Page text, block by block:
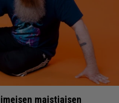
maistiaisen